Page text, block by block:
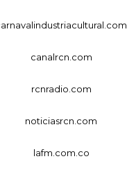
canalrcn.com
rcnradio.com
noticiasrcn.com
lafm.com.co